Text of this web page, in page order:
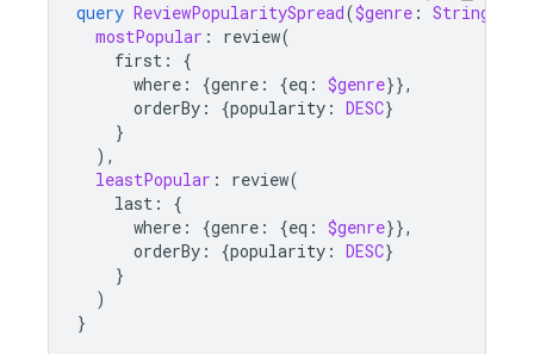
query ReviewPopularitySpread($genre : String
mostPopular : review(
first :
{
where : {genre : {eq : $genre}},
orderBy : {popularity : DESC}
}
),
leastPopular : review(
last :
{
where : {genre : {eq : $genre}},
orderBy : {popularity : DESC}
}
)
}